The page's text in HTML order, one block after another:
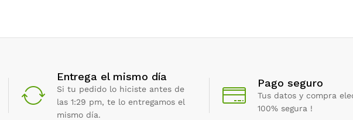
Entrega el mismo día
Si tu pedido lo hiciste antes de
las 1:29 pm, te lo entregamos el
mismo día.
Pago seguro
Tus datos y compra
100% segura !